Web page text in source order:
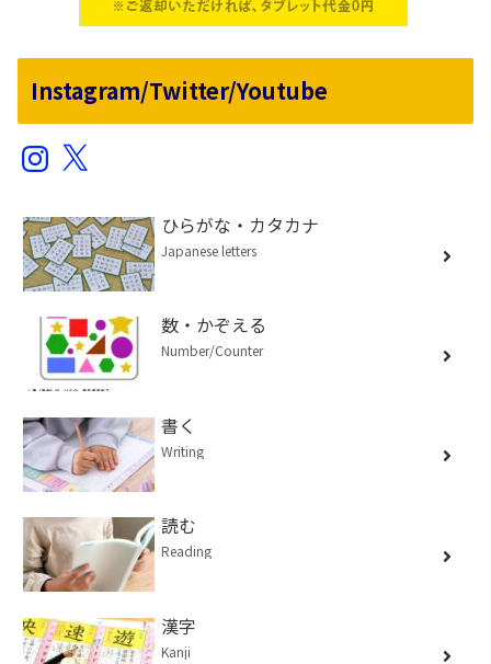
Instagram/Twitter/Youtube
Instagram
X
ひらがな・カタカナ
Japanese letters
数・かぞえる
Number/Counter
書く
Writing
読む
Reading
漢字
Kanji